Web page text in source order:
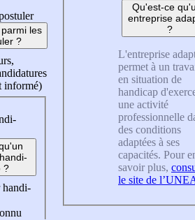
les
?
informé)
?
handi-
Qu'est-ce
entreprise
?
L'entreprise
permet à un
en situation de
handicap
une activité
professionnelle
des conditions
adaptées à ses
capacités. Pour
savoir plus,
le site de